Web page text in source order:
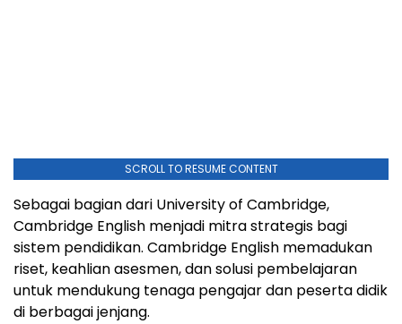
SCROLL TO RESUME CONTENT
Sebagai bagian dari University of Cambridge,
Cambridge English menjadi mitra strategis bagi
sistem pendidikan. Cambridge English memadukan
riset, keahlian asesmen, dan solusi pembelajaran
untuk mendukung tenaga pengajar dan peserta didik
di berbagai jenjang.